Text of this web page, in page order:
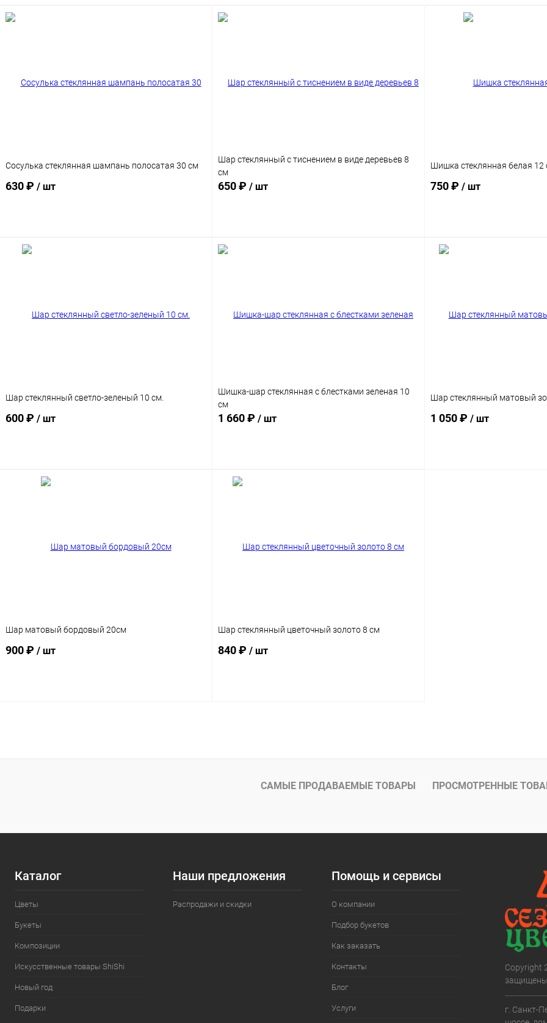
Сосулька стеклянная шампань полосатая 30 см
630 ₽ / шт
Подписаться
Шар стеклянный с тиснением в виде деревьев 8
см
650 ₽ / шт
Подписаться
Шишка стеклянная белая 12
750 ₽ / шт
Шар стеклянный светло-зеленый 10 см.
600 ₽ / шт
Подписаться
Шишка-шар стеклянная с блестками зеленая 10
см
1 660 ₽ / шт
Подписаться
Шар стеклянный матовый
1 050 ₽ / шт
Шар матовый бордовый 20см
900 ₽ / шт
Шар стеклянный цветочный золото 8 см
840 ₽ / шт
САМЫЕ ПРОДАВАЕМЫЕ ТОВАРЫ ПРОСМОТРЕННЫЕ
Каталог
Цветы
Букеты
Композиции
Искусственные товары ShiShi
Новый год
Подарки
Наши предложения
Распродажи и скидки
Помощь и сервисы
О компании
Подбор букетов
Как заказать
Контакты
Блог
Услуги
Copyright
г. Санкт-